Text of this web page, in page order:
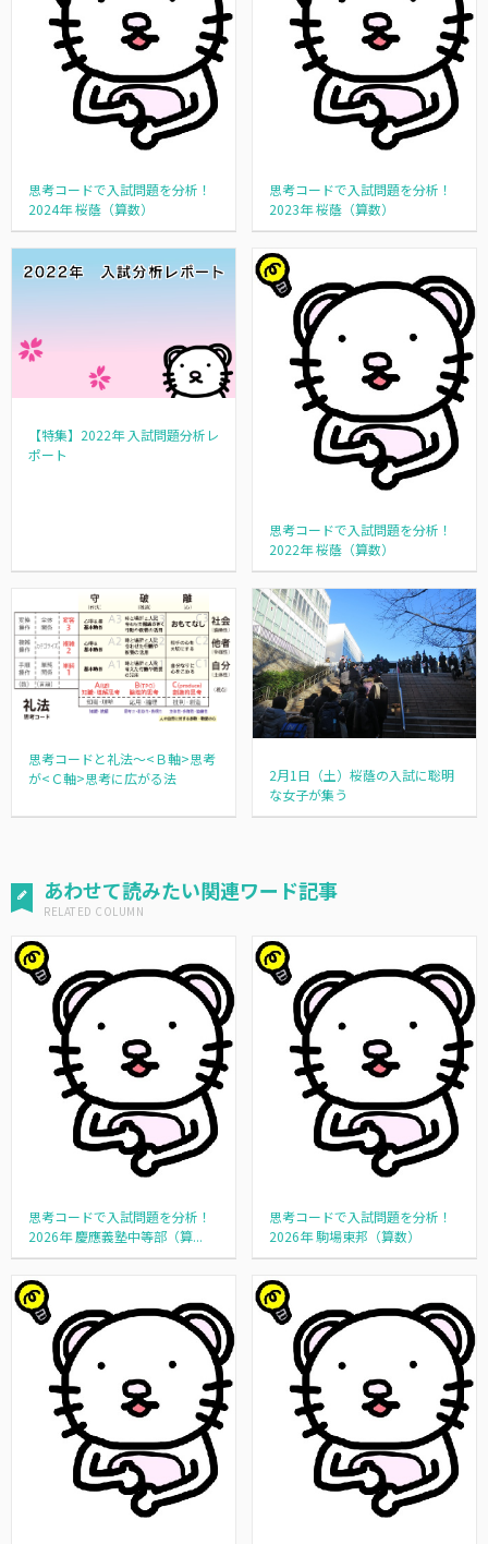
思考コードで入試問題を分析！
2024年 桜蔭（算数）
思考コードで入試問題を分析！
2023年 桜蔭（算数）
【特集】2022年 入試問題分析レ
ポート
思考コードで入試問題を分析！
2022年 桜蔭（算数）
思考コードと礼法～<Ｂ軸>思考
が<Ｃ軸>思考に広がる法
2月1日（土）桜蔭の入試に聡明
な女子が集う
あわせて読みたい関連ワード記事
思考コードで入試問題を分析！
2026年 慶應義塾中等部（算...
思考コードで入試問題を分析！
2026年 駒場東邦（算数）